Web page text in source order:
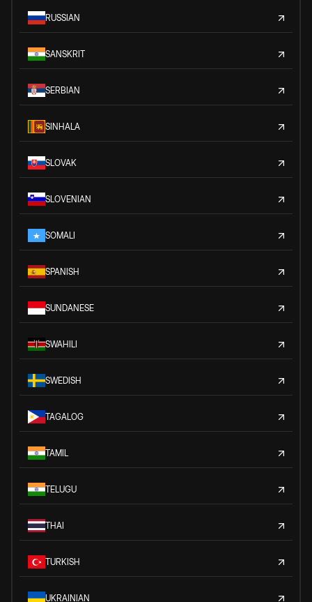
RUSSIAN
SANSKRIT
SERBIAN
SINHALA
SLOVAK
SLOVENIAN
SOMALI
SPANISH
SUNDANESE
SWAHILI
SWEDISH
TAGALOG
TAMIL
TELUGU
THAI
TURKISH
UKRAINIAN